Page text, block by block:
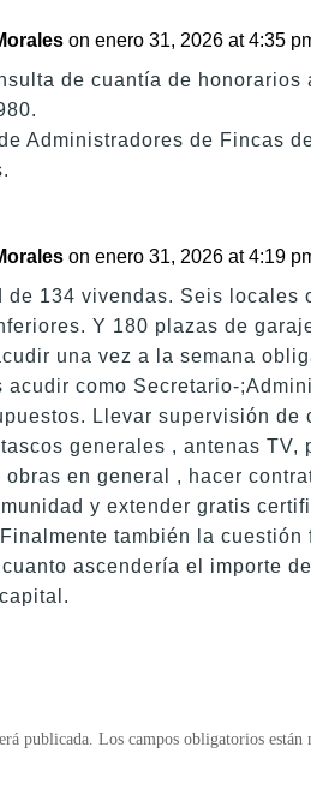
on enero 31, 2026 at 4:35
de cuantía de
Administradores de Fincas
on enero 31, 2026 at 4:19
de 134 vivendas. Seis
Y 180 plazas de
una vez a la semana
acudir como Secretario-
Llevar supervisión
generales , antenas
en general , hacer
y extender gratis
también la
ascendería el importe
publicada. Los campos obligatorios están